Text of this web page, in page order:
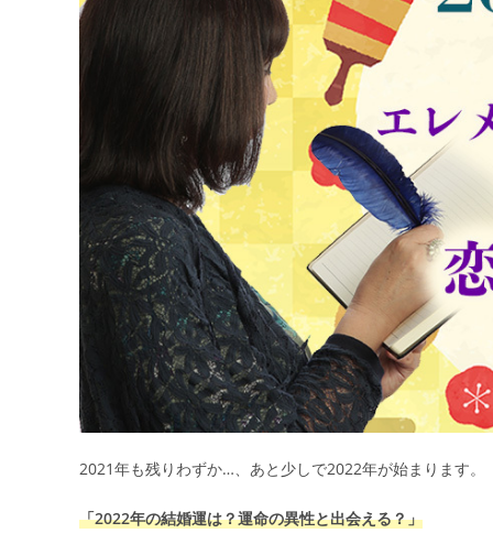
2021年も残りわずか…、あと少しで2022年が始まります。
「2022年の結婚運は？運命の異性と出会える？」